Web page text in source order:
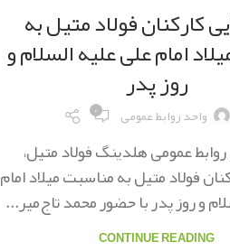
کارکنان فولاد متیل به
امام علی علیه السلام و
روز پدر
واحد روابط عمومی ۰
عمومی هلدینگ فولاد متیل،
فولاد متیل به مناسبت میلاد امام
و روز پدر با حضور محمد تاج‌میر...
CONTINUE READING